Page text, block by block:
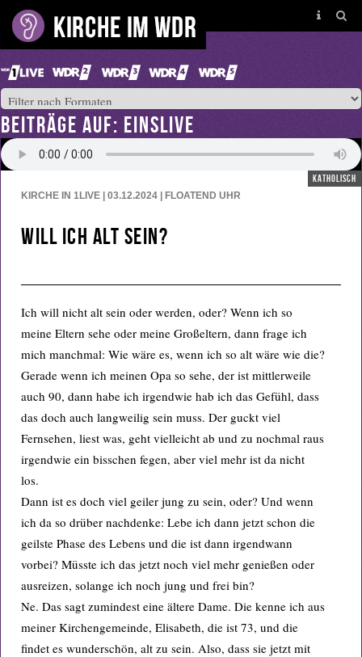
BEITRÄGE AUF: EINSLIVE
katholisch
KIRCHE IN 1LIVE | 03.12.2024 | FLOATEND UHR
Will ich alt sein?
Ich will nicht alt sein oder werden, oder? Wenn ich so
meine Eltern sehe oder meine Großeltern, dann frage ich
mich manchmal: Wie wäre es, wenn ich so alt wäre wie die?
Gerade wenn ich meinen Opa so sehe, der ist mittlerweile
auch 90, dann habe ich irgendwie hab ich das Gefühl, dass
das doch auch langweilig sein muss. Der guckt viel
Fernsehen, liest was, geht vielleicht ab und zu nochmal raus
irgendwie ein bisschen fegen, aber viel mehr ist da nicht
los.
Dann ist es doch viel geiler jung zu sein, oder? Und wenn
ich da so drüber nachdenke: Lebe ich dann jetzt schon die
geilste Phase des Lebens und die ist dann irgendwann
vorbei? Müsste ich das jetzt noch viel mehr genießen oder
ausreizen, solange ich noch jung und frei bin?
Ne. Das sagt zumindest eine ältere Dame. Die kenne ich aus
meiner Kirchengemeinde, Elisabeth, die ist 73, und die
findet es wunderschön, alt zu sein. Also, dass sie jetzt mit